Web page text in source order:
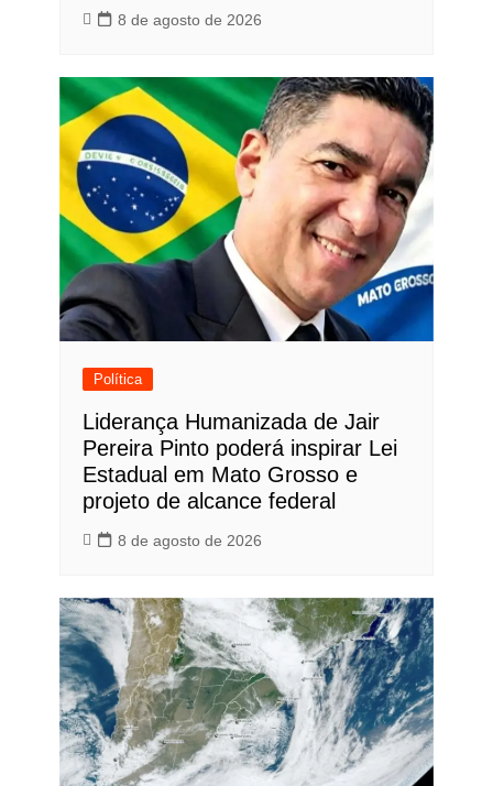
8 de agosto de 2026
Política
Liderança Humanizada de Jair
Pereira Pinto poderá inspirar Lei
Estadual em Mato Grosso e
projeto de alcance federal
8 de agosto de 2026